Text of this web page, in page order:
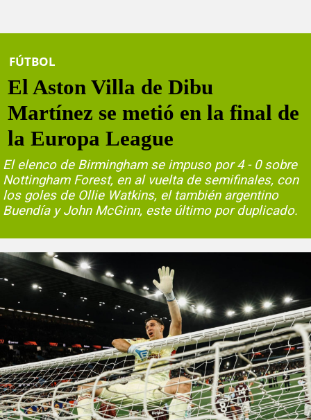
FÚTBOL
El Aston Villa de Dibu
Martínez se metió en la final de
la Europa League
El elenco de Birmingham se impuso por 4 - 0 sobre
Nottingham Forest, en al vuelta de semifinales, con
los goles de Ollie Watkins, el también argentino
Buendía y John McGinn, este último por duplicado.